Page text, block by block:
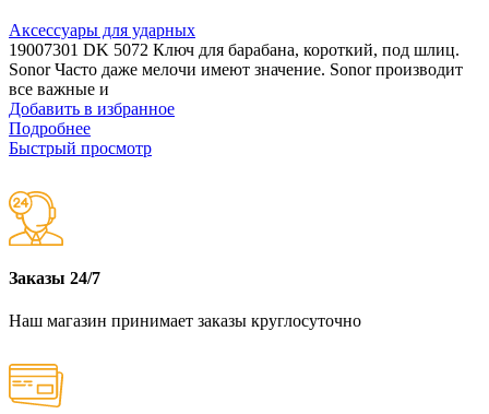
Аксессуары для ударных
19007301 DK 5072 Ключ для барабана, короткий, под шлиц.
Sonor Часто даже мелочи имеют значение. Sonor производит
все важные и
Добавить в избранное
Подробнее
Быстрый просмотр
Заказы 24/7
Наш магазин принимает заказы круглосуточно